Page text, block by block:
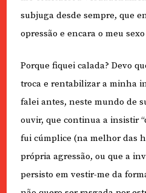
subjuga desde sempre, que
opressão e encara o meu
Porque fiquei calada? Devo
troca e rentabilizar a minha
falei antes, neste mundo de
ouvir, que continua a insistir
fui cúmplice (na melhor das
própria agressão, ou que a
persisto em vestir-me da